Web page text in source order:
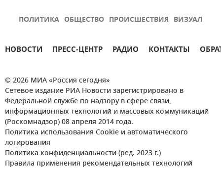
ПОЛИТИКА ОБЩЕСТВО ПРОИСШЕСТВИЯ ВИЗУАЛ
НОВОСТИ ПРЕСС-ЦЕНТР РАДИО КОНТАКТЫ
© 2026 МИА «Россия сегодня»
Сетевое издание РИА Новости зарегистрировано в
Федеральной службе по надзору в сфере связи,
информационных технологий и массовых коммуникаций
(Роскомнадзор) 08 апреля 2014 года.
Политика использования Cookie и автоматического
логирования
Политика конфиденциальности (ред. 2023 г.)
Правила применения рекомендательных технологий